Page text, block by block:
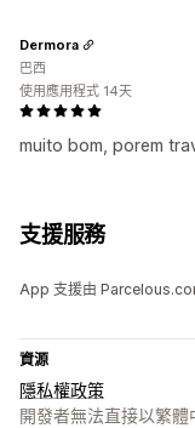
muito bom, porem
Dermora
巴西
使用應用程式 14天
支援服務
App 支援由
資源
隱私權政策
開發者無法直接以繁體